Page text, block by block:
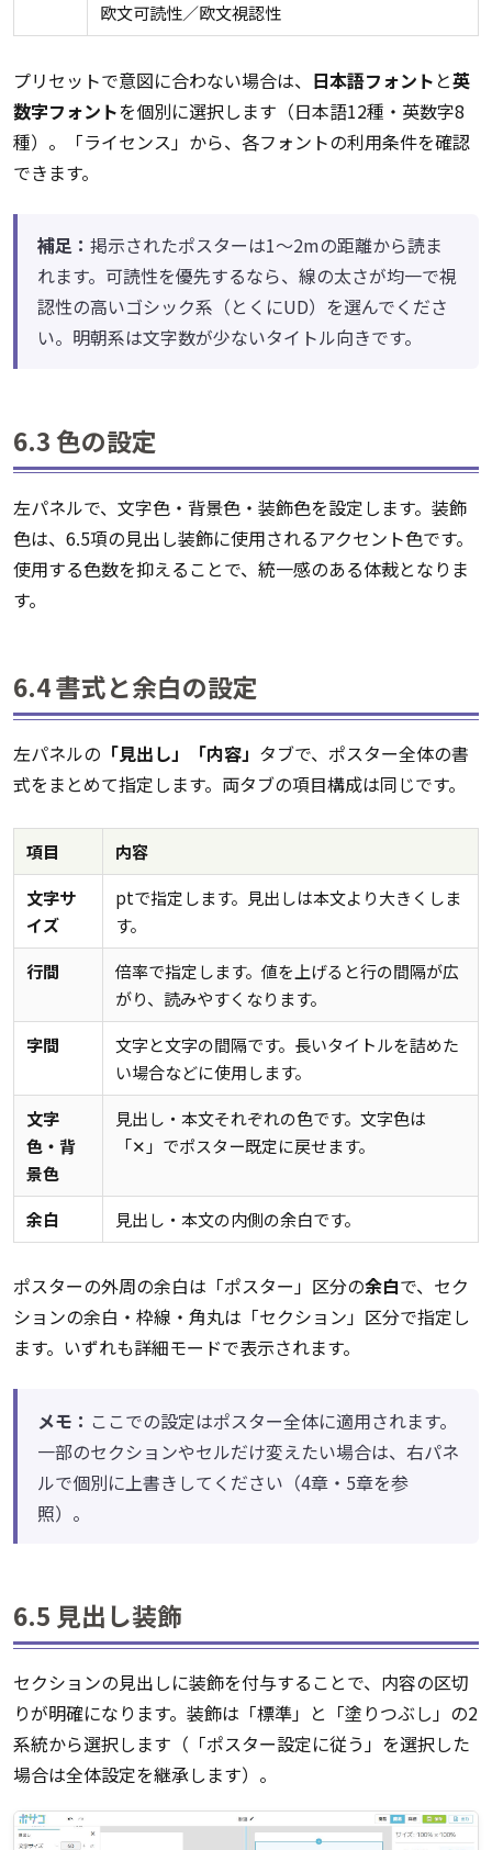
欧文可読性／欧文視認性
プリセットで意図に合わない場合は、 日本語フォント と英
数字フォントを個別に選択します（日本語12種・英数字8
種）。「ライセンス」から、各フォントの利用条件を確認
できます。
補足： 掲示されたポスターは1〜2mの距離から読ま
れます。可読性を優先するなら、線の太さが均一で視
認性の高いゴシック系（とくにUD）を選んでくださ
い。明朝系は文字数が少ないタイトル向きです。
6.3 色の設定
左パネルで、文字色・背景色・装飾色を設定します。装飾
色は、6.5項の見出し装飾に使用されるアクセント色です。
使用する色数を抑えることで、統一感のある体裁となりま
す。
6.4 書式と余白の設定
左パネルの 「見出し」「内容」 タブで、ポスター全体の書
式をまとめて指定します。両タブの項目構成は同じです。
項目
内容
文字サ
イズ
ptで指定します。見出しは本文より大きくしま
す。
行間
倍率で指定します。値を上げると行の間隔が広
がり、読みやすくなります。
字間
文字と文字の間隔です。長いタイトルを詰めた
い場合などに使用します。
文字
色・背
景色
見出し・本文それぞれの色です。文字色は
「✕」でポスター既定に戻せます。
余白 見出し・本文の内側の余白です。
ポスターの外周の余白は「ポスター」区分の余白で、セク
ションの余白・枠線・角丸は「セクション」区分で指定し
ます。いずれも詳細モードで表示されます。
メモ： ここでの設定はポスター全体に適用されます。
一部のセクションやセルだけ変えたい場合は、右パネ
ルで個別に上書きしてください（4章・5章を参
照）。
6.5 見出し装飾
セクションの見出しに装飾を付与することで、内容の区切
りが明確になります。装飾は「標準」と「塗りつぶし」の2
系統から選択します（「ポスター設定に従う」を選択した
場合は全体設定を継承します）。